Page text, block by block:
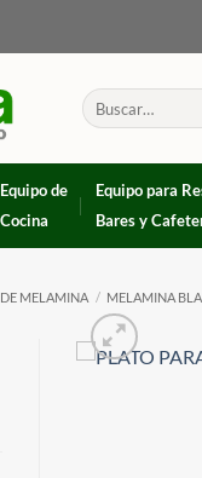
Buscar
por:
Equipo de
Cocina
Equipo para
Bares y
DE MELAMINA / MELAMINA